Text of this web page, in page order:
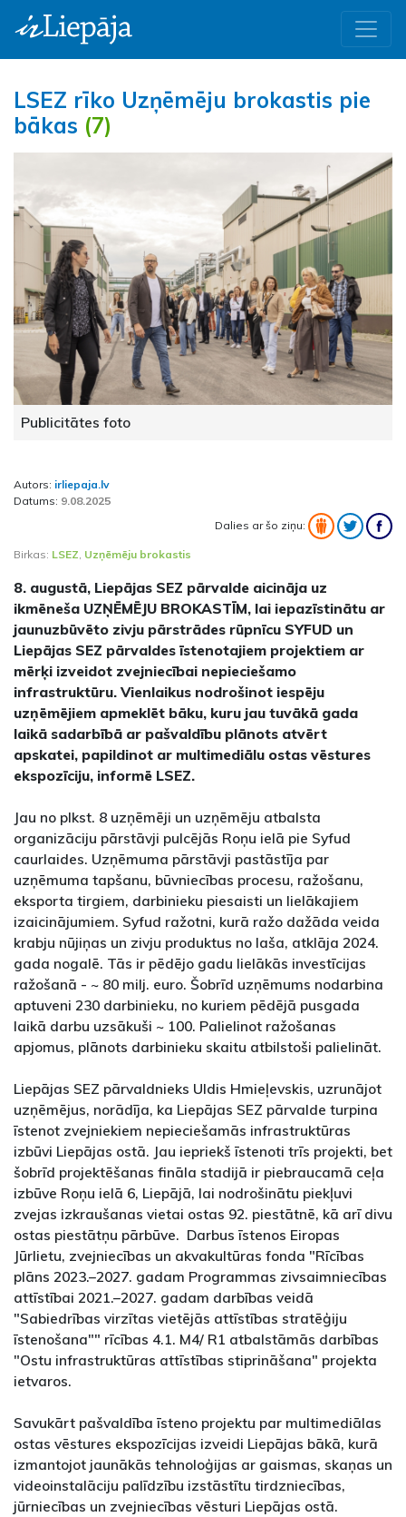
LSEZ rīko Uzņēmēju brokastis pie
bākas (7)
Publicitātes foto
Autors: irliepaja.lv
Datums: 9.08.2025
Dalies ar šo ziņu:
Birkas: LSEZ, Uzņēmēju brokastis
8. augustā, Liepājas SEZ pārvalde aicināja uz
ikmēneša UZŅĒMĒJU BROKASTĪM, lai iepazīstinātu ar
jaunuzbūvēto zivju pārstrādes rūpnīcu SYFUD un
Liepājas SEZ pārvaldes īstenotajiem projektiem ar
mērķi izveidot zvejniecībai nepieciešamo
infrastruktūru. Vienlaikus nodrošinot iespēju
uzņēmējiem apmeklēt bāku, kuru jau tuvākā gada
laikā sadarbībā ar pašvaldību plānots atvērt
apskatei, papildinot ar multimediālu ostas vēstures
ekspozīciju, informē LSEZ.
Jau no plkst. 8 uzņēmēji un uzņēmēju atbalsta
organizāciju pārstāvji pulcējās Roņu ielā pie Syfud
caurlaides. Uzņēmuma pārstāvji pastāstīja par
uzņēmuma tapšanu, būvniecības procesu, ražošanu,
eksporta tirgiem, darbinieku piesaisti un lielākajiem
izaicinājumiem. Syfud ražotni, kurā ražo dažāda veida
krabju nūjiņas un zivju produktus no laša, atklāja 2024.
gada nogalē. Tās ir pēdējo gadu lielākās investīcijas
ražošanā - ~ 80 milj. euro. Šobrīd uzņēmums nodarbina
aptuveni 230 darbinieku, no kuriem pēdējā pusgada
laikā darbu uzsākuši ~ 100. Palielinot ražošanas
apjomus, plānots darbinieku skaitu atbilstoši palielināt.
Liepājas SEZ pārvaldnieks Uldis Hmieļevskis, uzrunājot
uzņēmējus, norādīja, ka Liepājas SEZ pārvalde turpina
īstenot zvejniekiem nepieciešamās infrastruktūras
izbūvi Liepājas ostā. Jau iepriekš īstenoti trīs projekti, bet
šobrīd projektēšanas fināla stadijā ir piebraucamā ceļa
izbūve Roņu ielā 6, Liepājā, lai nodrošinātu piekļuvi
zvejas izkraušanas vietai ostas 92. piestātnē, kā arī divu
ostas piestātņu pārbūve. Darbus īstenos Eiropas
Jūrlietu, zvejniecības un akvakultūras fonda "Rīcības
plāns 2023.–2027. gadam Programmas zivsaimniecības
attīstībai 2021.–2027. gadam darbības veidā
"Sabiedrības virzītas vietējās attīstības stratēģiju
īstenošana"" rīcības 4.1. M4/ R1 atbalstāmās darbības
"Ostu infrastruktūras attīstības stiprināšana" projekta
ietvaros.
Savukārt pašvaldība īsteno projektu par multimediālas
ostas vēstures ekspozīcijas izveidi Liepājas bākā, kurā
izmantojot jaunākās tehnoloģijas ar gaismas, skaņas un
videoinstalāciju palīdzību izstāstītu tirdzniecības,
jūrniecības un zvejniecības vēsturi Liepājas ostā.